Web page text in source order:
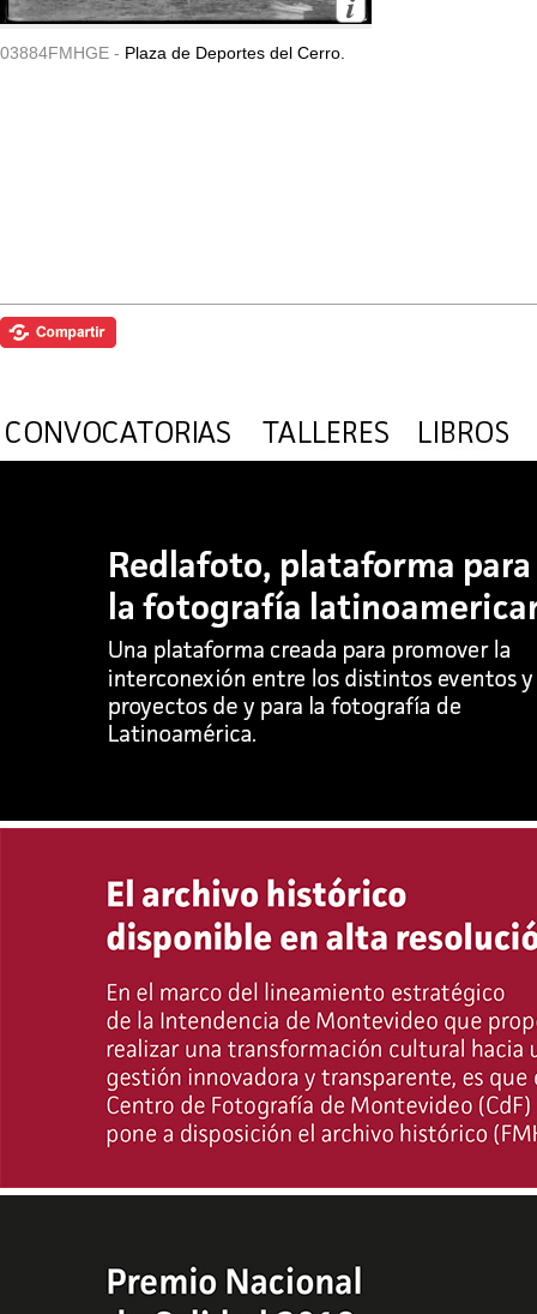
03884FMHGE - Plaza de Deportes del Cerro.